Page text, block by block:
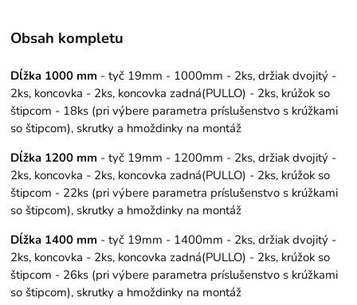
Obsah kompletu
Dĺžka 1000 mm - tyč 19mm - 1000mm - 2ks, držiak dvojitý -
2ks, koncovka - 2ks, koncovka zadná(PULLO) - 2ks, krúžok so
štipcom - 18ks (pri výbere parametra príslušenstvo s krúžkami
so štipcom), skrutky a hmoždinky na montáž
Dĺžka 1200 mm - tyč 19mm - 1200mm - 2ks, držiak dvojitý -
2ks, koncovka - 2ks, koncovka zadná(PULLO) - 2ks, krúžok so
štipcom - 22ks (pri výbere parametra príslušenstvo s krúžkami
so štipcom), skrutky a hmoždinky na montáž
Dĺžka 1400 mm - tyč 19mm - 1400mm - 2ks, držiak dvojitý -
2ks, koncovka - 2ks, koncovka zadná(PULLO) - 2ks, krúžok so
štipcom - 26ks (pri výbere parametra príslušenstvo s krúžkami
so štipcom), skrutky a hmoždinky na montáž